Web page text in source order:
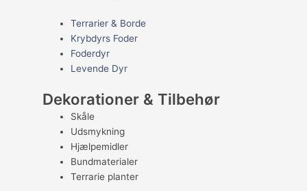
Terrarier & Borde
Krybdyrs Foder
Foderdyr
Levende Dyr
Dekorationer & Tilbehør
Skåle
Udsmykning
Hjælpemidler
Bundmaterialer
Terrarie planter